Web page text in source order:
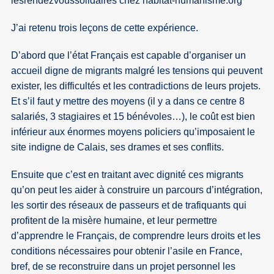
J’ai retenu trois leçons de cette expérience.
D’abord que l’état Français est capable d’organiser un
accueil digne de migrants malgré les tensions qui peuvent
exister, les difficultés et les contradictions de leurs projets.
Et s’il faut y mettre des moyens (il y a dans ce centre 8
salariés, 3 stagiaires et 15 bénévoles…), le coût est bien
inférieur aux énormes moyens policiers qu’imposaient le
site indigne de Calais, ses drames et ses conflits.
Ensuite que c’est en traitant avec dignité ces migrants
qu’on peut les aider à construire un parcours d’intégration,
les sortir des réseaux de passeurs et de trafiquants qui
profitent de la misère humaine, et leur permettre
d’apprendre le Français, de comprendre leurs droits et les
conditions nécessaires pour obtenir l’asile en France,
bref, de se reconstruire dans un projet personnel les